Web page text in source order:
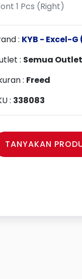
1 Pcs (Right)
: KYB - Excel-
: Semua Outlet
: Freed
: 338083
TANYAKAN